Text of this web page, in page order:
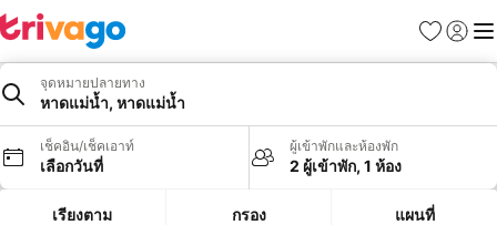
รายการโป
เข้าสู่ร
เมนู
จุดหมายปลายทาง
หาดแม่น้ำ, หาดแม่น้ำ
เช็คอิน/เช็คเอาท์
เลือกวันที่
ผู้เข้าพักและห้องพัก
2 ผู้เข้าพัก, 1 ห้อง
เรียงตาม กรอง แผนที่